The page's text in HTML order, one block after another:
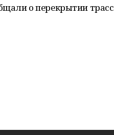
о перекрытии трасс